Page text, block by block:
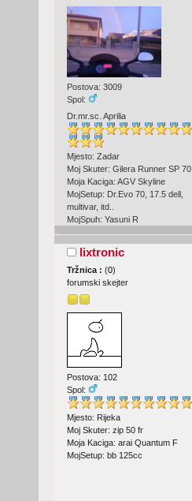
Postova: 3009
Spol:
Dr.mr.sc. Aprilia
Mjesto: Zadar
Moj Skuter: Gilera Runner SP 70
Moja Kaciga: AGV Skyline
MojSetup: Dr.Evo 70, 17.5 dell,
multivar, itd..
MojSpuh: Yasuni R
lixtronic
Tržnica : (0)
forumski skejter
Postova: 102
Spol:
Mjesto: Rijeka
Moj Skuter: zip 50 fr
Moja Kaciga: arai Quantum F
MojSetup: bb 125cc